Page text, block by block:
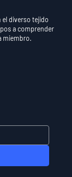
diverso tejido
a comprender
miembro.